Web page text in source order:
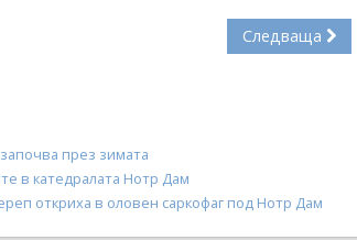
Следваща
през зимата
в катедралата Нотр Дам
откриха в оловен саркофаг под Нотр Дам